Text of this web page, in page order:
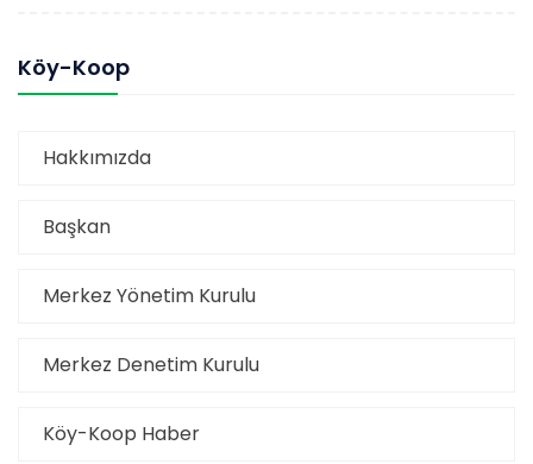
Köy-Koop
Hakkımızda
Başkan
Merkez Yönetim Kurulu
Merkez Denetim Kurulu
Köy-Koop Haber